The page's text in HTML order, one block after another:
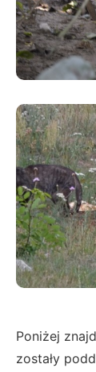
Poniżej
zostały